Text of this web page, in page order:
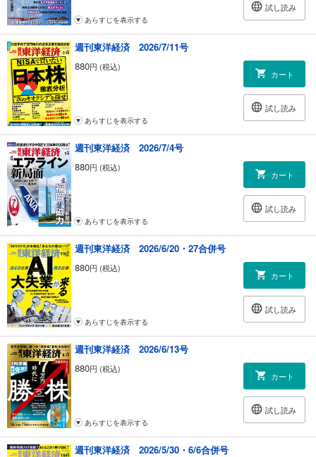
連載
｜経済を見る眼｜技術革新で新インフラ時代到来／柳川範之
｜Hot Issue｜日本企業は資本効率に意識を／中神康議
｜トップに直撃｜内山俊弘●日本精工社長
｜マネー潮流｜米国双子の赤字が市場を揺らす／木内登英
｜少数異見｜移民解禁に踏み切った日本
｜US Affairs｜マリフアナ合法化で新たな娯楽産業が誕生か／瀧口範子
｜中国動態｜中国が国営メディアで最新兵器を誇示する理由／小原凡司
｜グローバルアイ｜手紙を読んだオバマ お追従に囲まれるトランプ／ク
リス・パッテン
｜フォーカス政治｜改憲挑戦 大詰めの8カ月／塩田 潮
｜知の技法 出世の作法｜人質解放でわかった日本の国際テロ対策能力／
佐藤 優
｜歴史の論理｜手放しで喜べない日本人のノーベル賞受賞／岡本隆司
｜人が集まる街 逃げる街｜那覇市｜人とカネを引き付ける新国際都市／
牧野知弘
｜サラリーマン弾丸紀行｜北朝鮮を望む韓国国境の展望台へ／橋賀秀紀
｜ブックス＆トレンズ｜『マーガレット・サッチャー』を書いた冨田浩
司氏に聞く
｜平成経済の証言｜日本の正月を変えた年越し派遣村の光景／湯浅 誠
｜Readers＆Editors｜読者の手紙、編集部から
試し読み
あらすじを表示する
週刊東洋経済 2026/7/11号
880円 (税込)
カート
試し読み
あらすじを表示する
週刊東洋経済 2026/7/4号
880円 (税込)
カート
試し読み
あらすじを表示する
週刊東洋経済 2026/6/20・27合併号
880円 (税込)
カート
試し読み
あらすじを表示する
週刊東洋経済 2026/6/13号
880円 (税込)
カート
試し読み
あらすじを表示する
週刊東洋経済 2026/5/30・6/6合併号